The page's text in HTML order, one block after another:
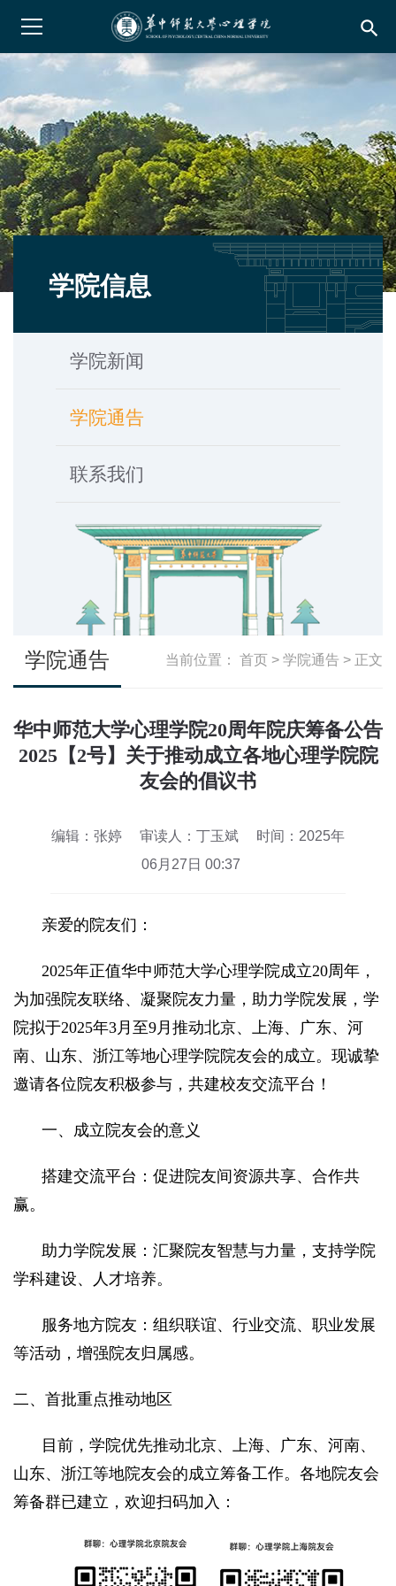
search
学院信息
学院新闻
学院通告
联系我们
学院通告 当前位置： 首页 > 学院通告 > 正文
华中师范大学心理学院20周年院庆筹备公告
2025【2号】关于推动成立各地心理学院院
友会的倡议书
编辑：张婷 审读人：丁玉斌
时间：2025年
06月27日 00:37
亲爱的院友们：
2025年正值华中师范大学心理学院成立20周年，
为加强院友联络、凝聚院友力量，助力学院发展，学
院拟于2025年3月至9月推动北京、上海、广东、河
南、山东、浙江等地心理学院院友会的成立。现诚挚
邀请各位院友积极参与，共建校友交流平台！
一、成立院友会的意义
搭建交流平台：促进院友间资源共享、合作共
赢。
助力学院发展：汇聚院友智慧与力量，支持学院
学科建设、人才培养。
服务地方院友：组织联谊、行业交流、职业发展
等活动，增强院友归属感。
二、首批重点推动地区
目前，学院优先推动北京、上海、广东、河南、
山东、浙江等地院友会的成立筹备工作。各地院友会
筹备群已建立，欢迎扫码加入：